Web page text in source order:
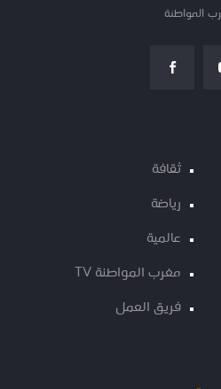
المواطنة
ثقافة
رياضة
عالمية
مغرب المواطنة TV
فريق العمل